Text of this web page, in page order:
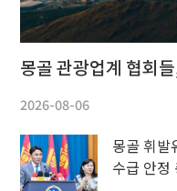
몽골 관광업계 협회
2026-08-06
몽골 휘
수급 안정